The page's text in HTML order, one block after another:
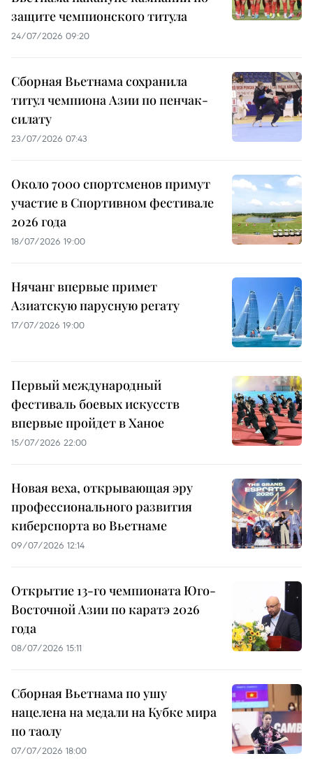
защите чемпионского титула
24/07/2026 09:20
Сборная Вьетнама сохранила
титул чемпиона Азии по пенчак-
силату
23/07/2026 07:43
Около 7000 спортсменов примут
участие в Спортивном фестивале
2026 года
18/07/2026 19:00
Нячанг впервые примет
Азиатскую парусную регату
17/07/2026 19:00
Первый международный
фестиваль боевых искусств
впервые пройдет в Ханое
15/07/2026 22:00
Новая веха, открывающая эру
профессионального развития
киберспорта во Вьетнаме
09/07/2026 12:14
Открытие 13-го чемпионата Юго-
Восточной Азии по каратэ 2026
года
08/07/2026 15:11
Сборная Вьетнама по ушу
нацелена на медали на Кубке мира
по таолу
07/07/2026 18:00